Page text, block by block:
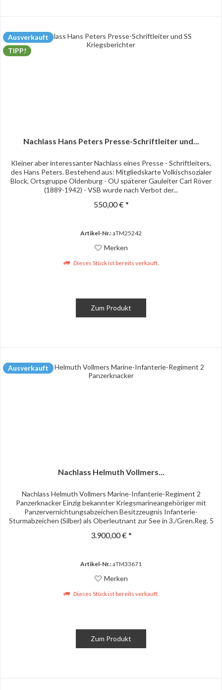
Ausverkauft
TIPP!
Nachlass Hans Peters Presse-Schriftleiter und...
Kleiner aber interessanter Nachlass eines Presse - Schriftleiters,
des Hans Peters. Bestehend aus: Mitgliedskarte Volkischsozialer
Block, Ortsgruppe Oldenburg - OU späterer Gauleiter Carl Röver
(1889-1942) - VSB wurde nach Verbot der...
550,00 € *
Artikel-Nr.:aTM25242
Merken
Dieses Stück ist bereits verkauft.
Zum Produkt
Ausverkauft
Nachlass Helmuth Vollmers...
Nachlass Helmuth Vollmers Marine-Infanterie-Regiment 2
Panzerknacker Einzig bekannter Kriegsmarineangehöriger mit
Panzervernichtungsabzeichen Besitzzeugnis Infanterie-
Sturmabzeichen (Silber) als Oberleutnant zur See in 3./Gren.Reg. 5
3.900,00 € *
Artikel-Nr.:aTM33671
Merken
Dieses Stück ist bereits verkauft.
Zum Produkt